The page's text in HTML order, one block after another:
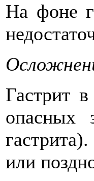
На фоне
Гастрит
опасных
или